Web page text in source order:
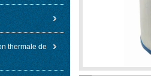
thermale de